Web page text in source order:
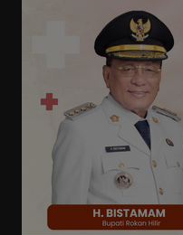
Pemilu
Gaya Hidup
Lingkungan Hidup